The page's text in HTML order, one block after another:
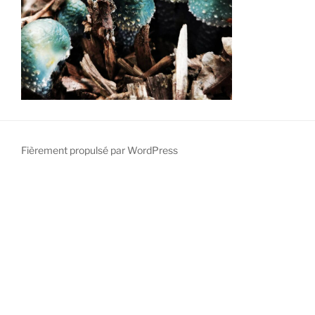
Fièrement propulsé par WordPress